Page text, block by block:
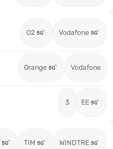
O2 Vodafone
Orange Vodafone
3 EE
TIM WINDTRE